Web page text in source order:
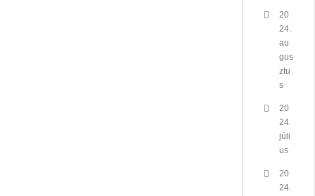
20
24.
au
gus
ztu
s
20
24.
júli
us
20
24.